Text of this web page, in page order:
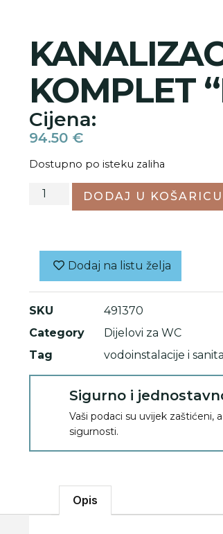
KOMPLET
Cijena:
94.50 €
Dostupno po isteku zaliha
DODAJ U KOŠARICU
Dodaj na listu želja
SKU
491370
Category
Dijelovi za WC
Tag
vodoinstalacije i
Sigurno i
Vaši podaci su uvijek zaštićeni,
sigurnosti.
Opis